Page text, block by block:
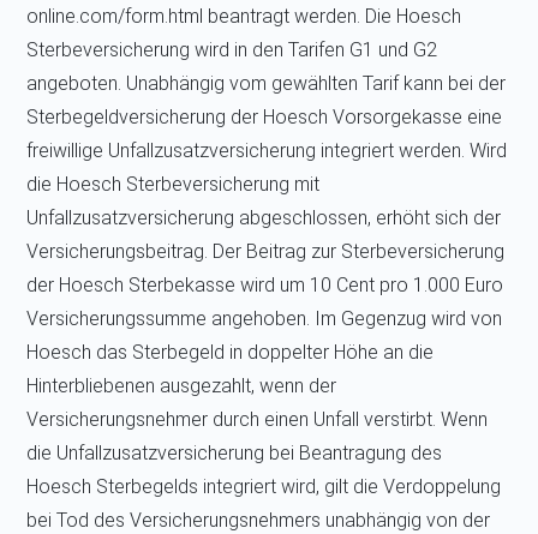
online.com/form.html beantragt werden. Die Hoesch
Sterbeversicherung wird in den Tarifen G1 und G2
angeboten. Unabhängig vom gewählten Tarif kann bei der
Sterbegeldversicherung der Hoesch Vorsorgekasse eine
freiwillige Unfallzusatzversicherung integriert werden. Wird
die Hoesch Sterbeversicherung mit
Unfallzusatzversicherung abgeschlossen, erhöht sich der
Versicherungsbeitrag. Der Beitrag zur Sterbeversicherung
der Hoesch Sterbekasse wird um 10 Cent pro 1.000 Euro
Versicherungssumme angehoben. Im Gegenzug wird von
Hoesch das Sterbegeld in doppelter Höhe an die
Hinterbliebenen ausgezahlt, wenn der
Versicherungsnehmer durch einen Unfall verstirbt. Wenn
die Unfallzusatzversicherung bei Beantragung des
Hoesch Sterbegelds integriert wird, gilt die Verdoppelung
bei Tod des Versicherungsnehmers unabhängig von der